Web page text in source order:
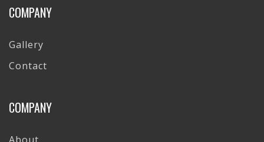
COMPANY
Gallery
Contact
COMPANY